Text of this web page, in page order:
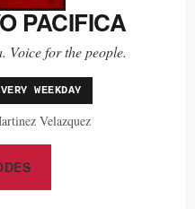
PACIFICA
Voice for the people.
WEEKDAY
Velazquez